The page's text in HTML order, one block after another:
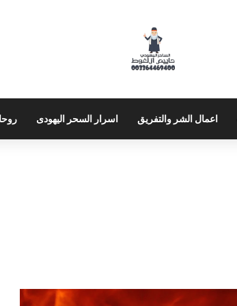
اعمال الشر والتفريق اسرار السحر اليهودى